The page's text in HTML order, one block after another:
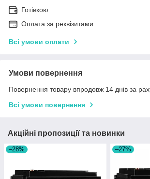
Готівкою
Оплата за реквізитами
Всі умови оплати
Умови повернення
Повернення товару впродовж 14 днів за
Всі умови повернення
Акційні пропозиції та новинки
–28% –27%